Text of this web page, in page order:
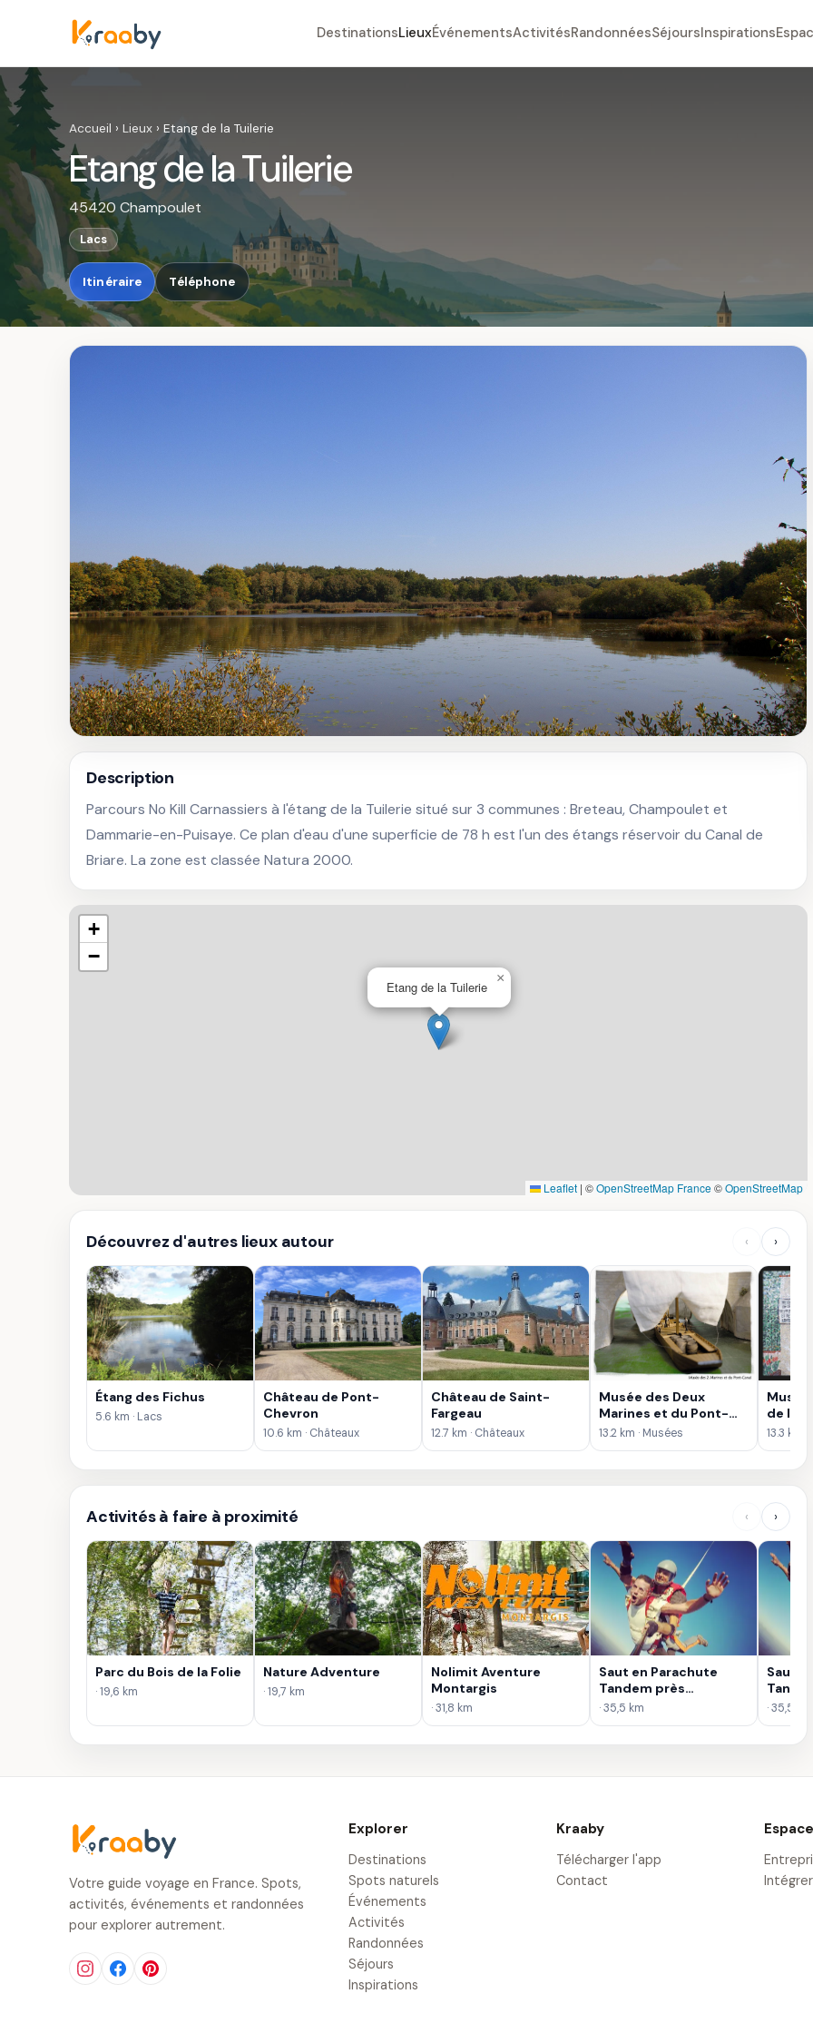
DestinationsLieuxÉvénementsActivitésRandonnéesSéjoursInspirations
Accueil › Lieux › Etang de la Tuilerie
Etang de la Tuilerie
45420 Champoulet
Lacs
Itinéraire Téléphone
Description
Parcours No Kill Carnassiers à l'étang de la Tuilerie situé sur 3 communes : Breteau, Champoulet et
Dammarie-en-Puisaye. Ce plan d'eau d'une superficie de 78 h est l'un des étangs réservoir du Canal de
Briare. La zone est classée Natura 2000.
Etang de la Tuilerie
×
+
−
Leaflet | ©OpenStreetMap France©OpenStreetMap
Découvrez d'autres lieux autour ‹ ›
Étang des Fichus
5.6 km · Lacs
Château de Pont-
Chevron
10.6 km · Châteaux
Château de Saint-
Fargeau
12.7 km · Châteaux
Musée des Deux
Marines et du Pont-
canal
13.2 km · Musées
Musée
de la
(MÉMO)
13.3 km ·
Activités à faire à proximité ‹ ›
Parc du Bois de la Folie
· 19,6 km
Nature Adventure
· 19,7 km
Nolimit Aventure
Montargis
· 31,8 km
Saut en Parachute
Tandem près
d'Orléans
· 35,5 km
Saut
· 35,5 km
Votre guide voyage en France. Spots,
activités, événements et randonnées
pour explorer autrement.
Explorer
Destinations
Spots naturels
Événements
Activités
Randonnées
Séjours
Inspirations
Kraaby
Télécharger l'app
Contact